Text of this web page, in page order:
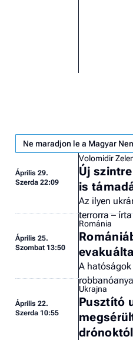
Ne maradjon le a Magyar
Április 29.
Szerda 22:09
Volomidir
Új
is
Az ilyen
terrorra –
Április 25.
Szombat 13:50
Románia
A
Április 22.
Szerda 10:55
Ukrajna
Pusztító
drónoktól